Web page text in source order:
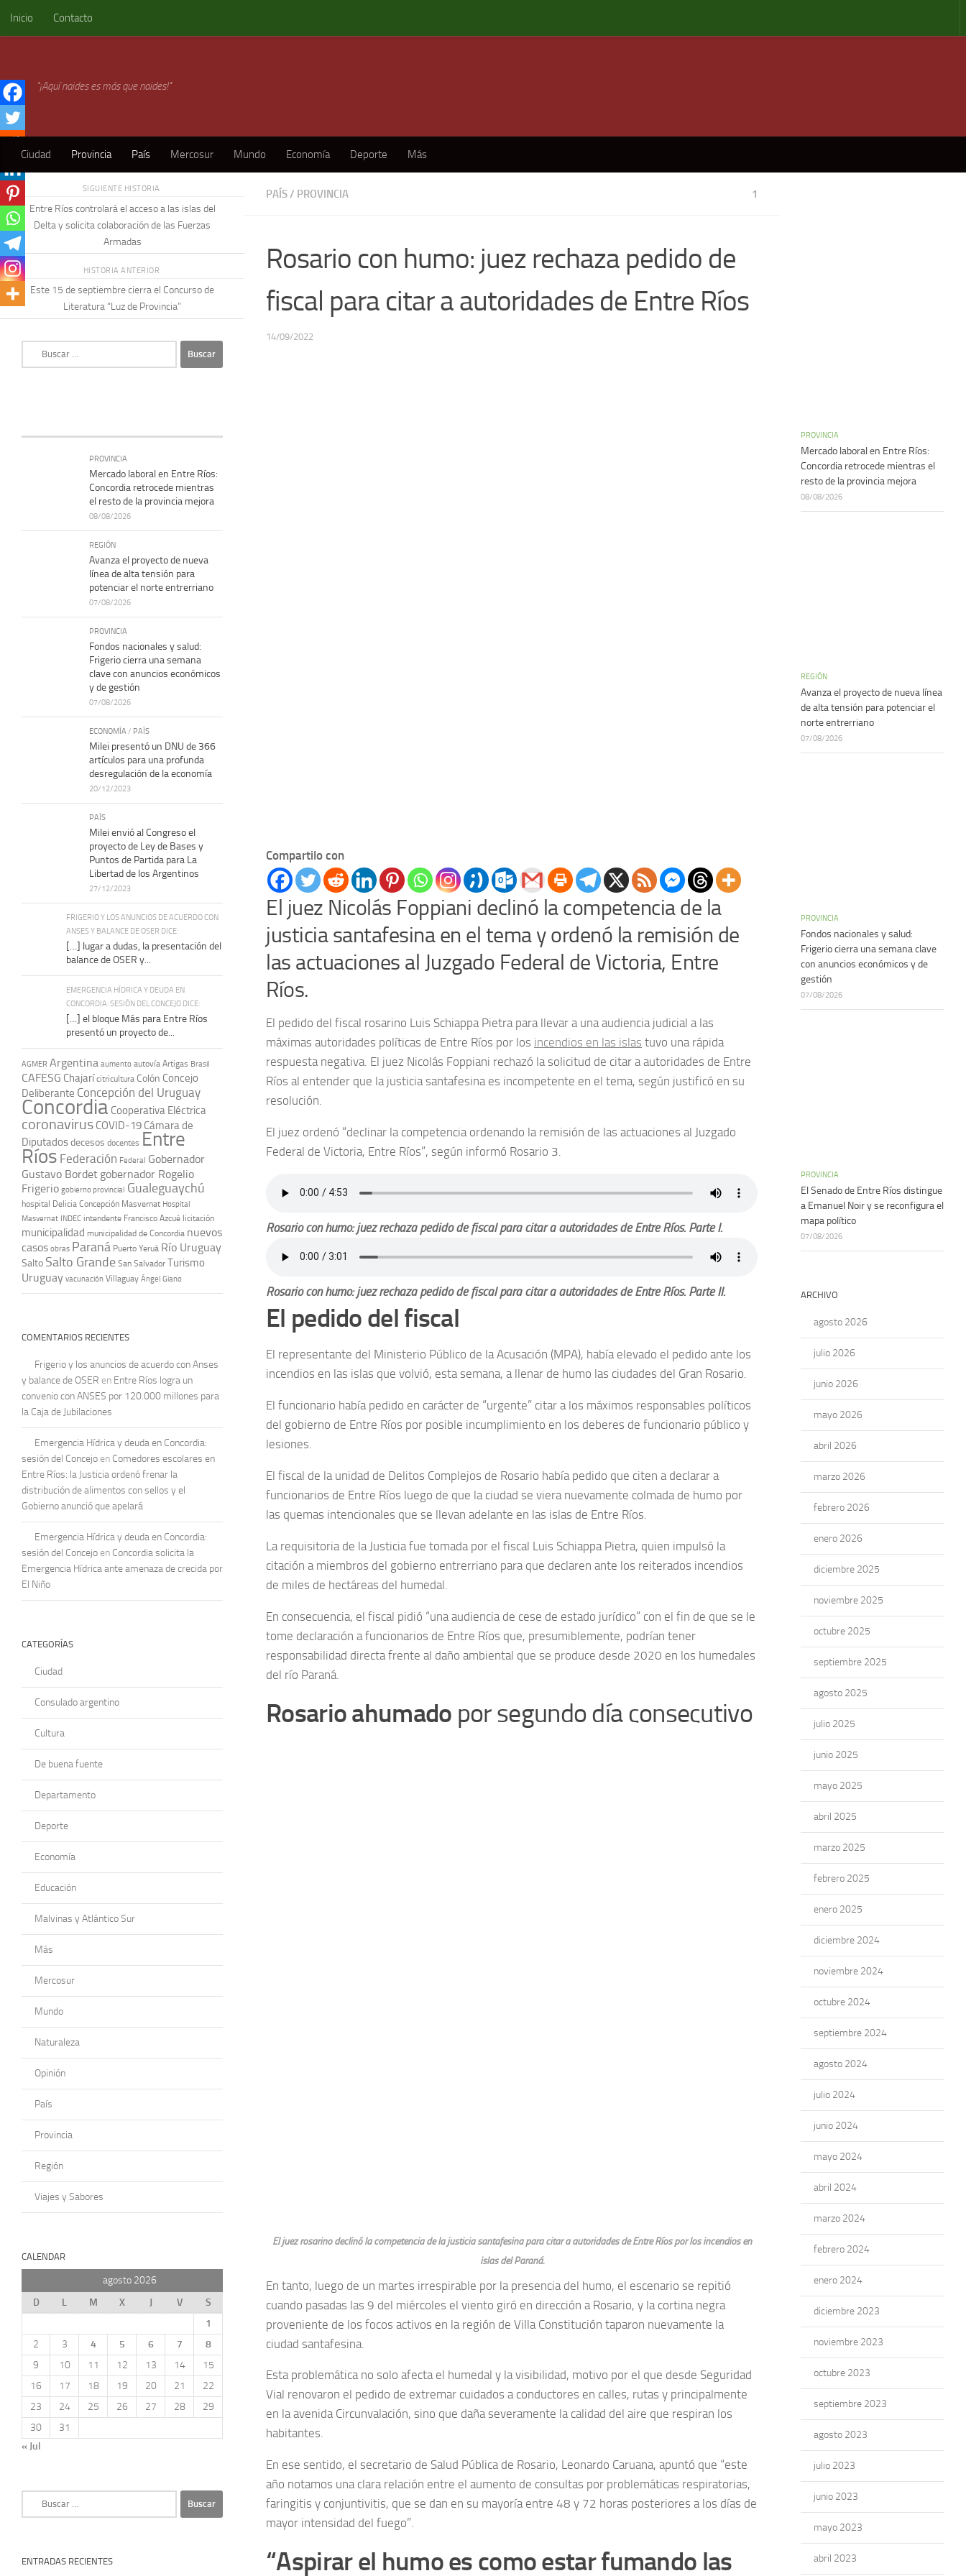
Skip to content
Inicio Contacto
"¡Aquí naides es más que naides!"
Ciudad Provincia País Mercosur Mundo Economía Deporte Más
PAÍS/ PROVINCIA 1
Rosario con humo: juez rechaza pedido de
fiscal para citar a autoridades de Entre Ríos
14/09/2022
Compartilo con
El juez Nicolás Foppiani declinó la competencia de la
justicia santafesina en el tema y ordenó la remisión de
las actuaciones al Juzgado Federal de Victoria, Entre
Ríos.
El pedido del fiscal rosarino Luis Schiappa Pietra para llevar a una audiencia judicial a las
máximas autoridades políticas de Entre Ríos por los incendios en las islas tuvo una rápida
respuesta negativa. El juez Nicolás Foppiani rechazó la solicitud de citar a autoridades de Entre
Ríos al entender que la justicia santafesina es incompetente en el tema, según justificó en su
resolución.
El juez ordenó “declinar la competencia ordenando la remisión de las actuaciones al Juzgado
Federal de Victoria, Entre Ríos”, según informó Rosario 3.
Rosario con humo: juez rechaza pedido de fiscal para citar a autoridades de Entre Ríos. Parte I.
Rosario con humo: juez rechaza pedido de fiscal para citar a autoridades de Entre Ríos. Parte II.
El pedido del fiscal
El representante del Ministerio Público de la Acusación (MPA), había elevado el pedido ante los
incendios en las islas que volvió, esta semana, a llenar de humo las ciudades del Gran Rosario.
El funcionario había pedido en carácter de “urgente” citar a los máximos responsables políticos
del gobierno de Entre Ríos por posible incumplimiento en los deberes de funcionario público y
lesiones.
El fiscal de la unidad de Delitos Complejos de Rosario había pedido que citen a declarar a
funcionarios de Entre Ríos luego de que la ciudad se viera nuevamente colmada de humo por
las quemas intencionales que se llevan adelante en las islas de Entre Ríos.
La requisitoria de la Justicia fue tomada por el fiscal Luis Schiappa Pietra, quien impulsó la
citación a miembros del gobierno entrerriano para que declaren ante los reiterados incendios
de miles de hectáreas del humedal.
En consecuencia, el fiscal pidió “una audiencia de cese de estado jurídico” con el fin de que se le
tome declaración a funcionarios de Entre Ríos que, presumiblemente, podrían tener
responsabilidad directa frente al daño ambiental que se produce desde 2020 en los humedales
del río Paraná.
Rosario ahumado por segundo día consecutivo
El juez rosarino declinó la competencia de la justicia santafesina para citar a autoridades de Entre Ríos por los incendios en
islas del Paraná.
En tanto, luego de un martes irrespirable por la presencia del humo, el escenario se repitió
cuando pasadas las 9 del miércoles el viento giró en dirección a Rosario, y la cortina negra
proveniente de los focos activos en la región de Villa Constitución taparon nuevamente la
ciudad santafesina.
Esta problemática no solo afecta el humedal y la visibilidad, motivo por el que desde Seguridad
Vial renovaron el pedido de extremar cuidados a conductores en calles, rutas y principalmente
en la avenida Circunvalación, sino que daña severamente la calidad del aire que respiran los
habitantes.
En ese sentido, el secretario de Salud Pública de Rosario, Leonardo Caruana, apuntó que “este
año notamos una clara relación entre el aumento de consultas por problemáticas respiratorias,
faringitis y conjuntivitis, que se dan en su mayoría entre 48 y 72 horas posteriores a los días de
mayor intensidad del fuego”.
“Aspirar el humo es como estar fumando las
SIGUIENTE HISTORIA
Entre Ríos controlará el acceso a las islas del
Delta y solicita colaboración de las Fuerzas
Armadas
HISTORIA ANTERIOR
Este 15 de septiembre cierra el Concurso de
Literatura “Luz de Provincia”
PROVINCIA
Mercado laboral en Entre Ríos:
Concordia retrocede mientras
el resto de la provincia mejora
08/08/2026
REGIÓN
Avanza el proyecto de nueva
línea de alta tensión para
potenciar el norte entrerriano
07/08/2026
PROVINCIA
Fondos nacionales y salud:
Frigerio cierra una semana
clave con anuncios económicos
y de gestión
07/08/2026
ECONOMÍA / PAÍS
Milei presentó un DNU de 366
artículos para una profunda
desregulación de la economía
20/12/2023
PAÍS
Milei envió al Congreso el
proyecto de Ley de Bases y
Puntos de Partida para La
Libertad de los Argentinos
27/12/2023
FRIGERIO Y LOS ANUNCIOS DE ACUERDO CON
ANSES Y BALANCE DE OSER DICE:
[…] lugar a dudas, la presentación del
balance de OSER y...
EMERGENCIA HÍDRICA Y DEUDA EN
CONCORDIA: SESIÓN DEL CONCEJO DICE:
[…] el bloque Más para Entre Ríos
presentó un proyecto de...
AGMER Argentina aumento autovía Artigas Brasil
CAFESG Chajarí citricultura Colón Concejo
Deliberante Concepción del Uruguay
Concordia Cooperativa Eléctrica
coronavirus COVID-19 Cámara de
Diputadosdecesos docentes Entre
Ríos Federación Federal Gobernador
Gustavo Bordet gobernador Rogelio
Frigerio gobierno provincial Gualeguaychú
hospital Delicia Concepción Masvernat Hospital
Masvernat INDEC intendente Francisco Azcué licitación
municipalidad municipalidad de Concordia nuevos
casos obras Paraná Puerto Yeruá Río Uruguay
Salto Salto Grande San Salvador Turismo
Uruguay vacunación Villaguay Ángel Giano
COMENTARIOS RECIENTES
Frigerio y los anuncios de acuerdo con Anses
y balance de OSER en Entre Ríos logra un
convenio con ANSES por 120.000 millones para
la Caja de Jubilaciones
Emergencia Hídrica y deuda en Concordia:
sesión del Concejo en Comedores escolares en
Entre Ríos: la Justicia ordenó frenar la
distribución de alimentos con sellos y el
Gobierno anunció que apelará
Emergencia Hídrica y deuda en Concordia:
sesión del Concejo en Concordia solicita la
Emergencia Hídrica ante amenaza de crecida por
El Niño
CATEGORÍAS
Ciudad
Consulado argentino
Cultura
De buena fuente
Departamento
Deporte
Economía
Educación
Malvinas y Atlántico Sur
Más
Mercosur
Mundo
Naturaleza
Opinión
País
Provincia
Región
Viajes y Sabores
CALENDAR
agosto 2026
D
L M X J V
S
1
2
3 4 5 6 7
8
9
10 11 12 13 14
15
16
17 18 19 20 21
22
23
24 25 26 27 28
29
30
31
« Jul
ENTRADAS RECIENTES
PROVINCIA
Mercado laboral en Entre Ríos:
Concordia retrocede mientras el
resto de la provincia mejora
08/08/2026
REGIÓN
Avanza el proyecto de nueva línea
de alta tensión para potenciar el
norte entrerriano
07/08/2026
PROVINCIA
Fondos nacionales y salud:
Frigerio cierra una semana clave
con anuncios económicos y de
gestión
07/08/2026
PROVINCIA
El Senado de Entre Ríos distingue
a Emanuel Noir y se reconfigura el
mapa político
07/08/2026
ARCHIVO
agosto 2026
julio 2026
junio 2026
mayo 2026
abril 2026
marzo 2026
febrero 2026
enero 2026
diciembre 2025
noviembre 2025
octubre 2025
septiembre 2025
agosto 2025
julio 2025
junio 2025
mayo 2025
abril 2025
marzo 2025
febrero 2025
enero 2025
diciembre 2024
noviembre 2024
octubre 2024
septiembre 2024
agosto 2024
julio 2024
junio 2024
mayo 2024
abril 2024
marzo 2024
febrero 2024
enero 2024
diciembre 2023
noviembre 2023
octubre 2023
septiembre 2023
agosto 2023
julio 2023
junio 2023
mayo 2023
abril 2023